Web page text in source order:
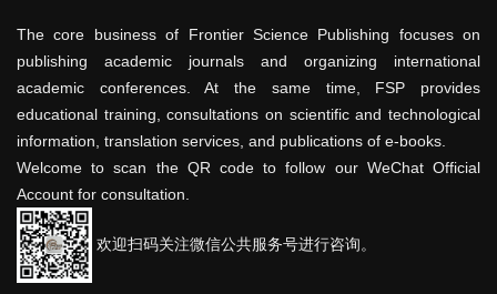
The core business of Frontier Science Publishing focuses on
publishing academic journals and organizing international
academic conferences. At the same time, FSP provides
educational training, consultations on scientific and technological
information, translation services, and publications of e-books.
Welcome to scan the QR code to follow our WeChat Official
Account for consultation.
欢迎扫码关注微信公共服务号进行咨询。